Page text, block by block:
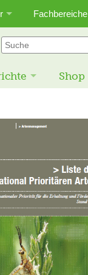
Fachbereiche
Shop